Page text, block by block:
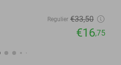
Regulier €33,50
€16,75